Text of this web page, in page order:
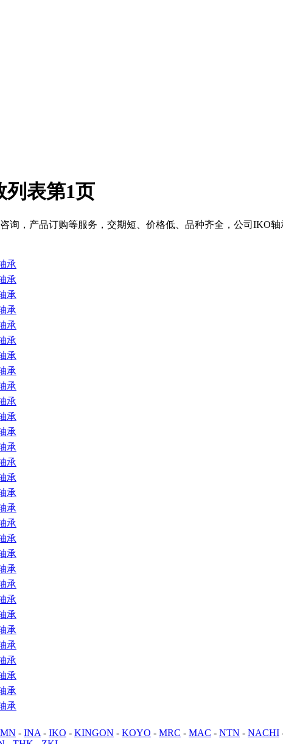
表第1页
，产品订购等服务，交期短、价格低、品种齐全，公司IKO轴
承
承
承
承
承
承
承
承
承
承
承
承
承
承
承
承
承
承
承
承
承
承
承
承
承
承
承
承
承
承
- INA - IKO - KINGON - KOYO - MRC - MAC - NTN - NACHI